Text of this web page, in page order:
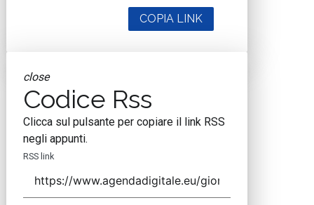
COPIA LINK
close
Codice Rss
Clicca sul pulsante per copiare il link RSS
negli appunti.
RSS link